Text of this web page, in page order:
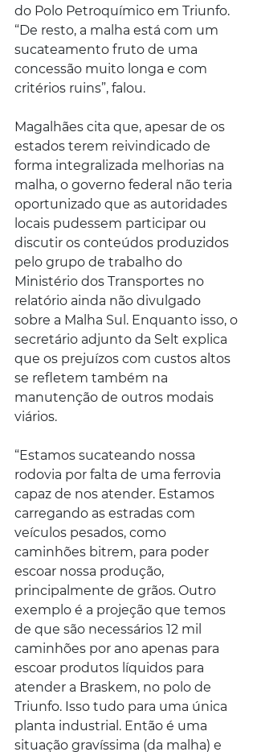
do Polo Petroquímico em Triunfo.
“De resto, a malha está com um
sucateamento fruto de uma
concessão muito longa e com
critérios ruins”, falou.
Magalhães cita que, apesar de os
estados terem reivindicado de
forma integralizada melhorias na
malha, o governo federal não teria
oportunizado que as autoridades
locais pudessem participar ou
discutir os conteúdos produzidos
pelo grupo de trabalho do
Ministério dos Transportes no
relatório ainda não divulgado
sobre a Malha Sul. Enquanto isso, o
secretário adjunto da Selt explica
que os prejuízos com custos altos
se refletem também na
manutenção de outros modais
viários.
“Estamos sucateando nossa
rodovia por falta de uma ferrovia
capaz de nos atender. Estamos
carregando as estradas com
veículos pesados, como
caminhões bitrem, para poder
escoar nossa produção,
principalmente de grãos. Outro
exemplo é a projeção que temos
de que são necessários 12 mil
caminhões por ano apenas para
escoar produtos líquidos para
atender a Braskem, no polo de
Triunfo. Isso tudo para uma única
planta industrial. Então é uma
situação gravíssima (da malha) e